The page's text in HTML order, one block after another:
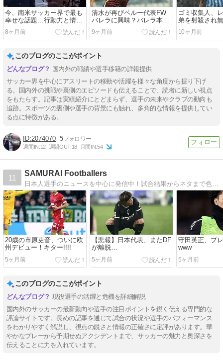
今、南米サッカー界で最も
幸せな話題…行動力と情熱
で人生を変えた15歳の少年
の物語
8ヶ月前
清水が再びペルー代表FW
バレラに興味？バレラ本人
の発言は？現状のまとめ
9ヶ月前
ゴミ収集人、
弟を射殺され
獄…22歳まで
か知らなかっ
タドーレス決
10ヶ月前
このブログのここがポイント
国内外の戦績や選手移籍の詳報提供
サッカー界を中心にアスリートの移動や活躍を様々な角度から掘り下げ
る。国内外の挑戦や裏側のエピソードも伝えることで、読者に新しい視点
をもたらす。記事は実績紹介にとどまらず、選手の未来やクラブの動向も
追跡。スポーツの裏側や選手の背景にも触れ、多角的な情報を提供してい
る点に特徴がある。
2074070 5
週間IN:12 週間OUT:18 月間IN:54
11
SAMURAI Footballers
日本人選手のニュースを中心に発信中！試合結果からネタまで色々まとめてます
20歳の市原吏音、ついに欧
州デビュー！キター!!!!
5ヶ月前
【悲報】日本代表、またDF
が離脱…
5ヶ月前
守田英正、プ
www
5ヶ月前
このブログのここがポイント
現役選手の活躍と危機を詳細解説
国内外のサッカーの最新動向や選手の注目ポイントを鋭く伝える専門的な
評論サイトです。長めの記事を通じて試合の状況や選手のパフォーマンス
をわかりやすく解説し、視点の鋭さと情報の正確さに定評があります。華
やかなプレーから予期せぬアクシデントまで、サッカーの魅力と奥深さを
伝えることに力を入れています。